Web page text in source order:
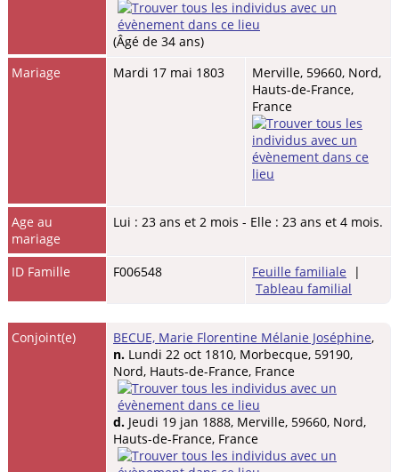
(Âgé de 34 ans)
Mariage
Mardi 17 mai 1803
Merville, 59660, Nord,
Hauts-de-France,
France
Age au
mariage
Lui : 23 ans et 2 mois - Elle : 23 ans et 4 mois.
ID Famille F006548 Feuille familiale |
Tableau familial
Conjoint(e) BECUE, Marie Florentine Mélanie Joséphine,
n. Lundi 22 oct 1810, Morbecque, 59190,
Nord, Hauts-de-France, France
d. Jeudi 19 jan 1888, Merville, 59660, Nord,
Hauts-de-France, France